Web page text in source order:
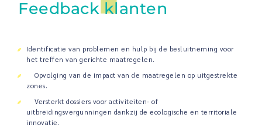
Feedback klanten
Identificatie van problemen en hulp bij de besluitneming voor
het treffen van gerichte maatregelen.
Opvolging van de impact van de maatregelen op uitgestrekte
zones.
Versterkt dossiers voor activiteiten- of
uitbreidingsvergunningen dankzij de ecologische en territoriale
innovatie.